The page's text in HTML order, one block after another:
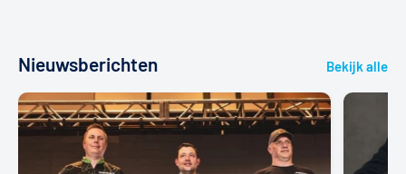
Nieuwsberichten Bekijk alle